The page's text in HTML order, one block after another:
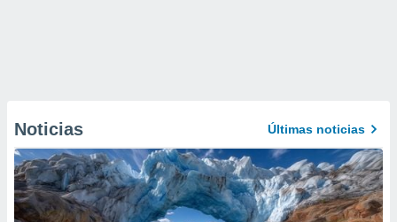
Noticias Últimas noticias